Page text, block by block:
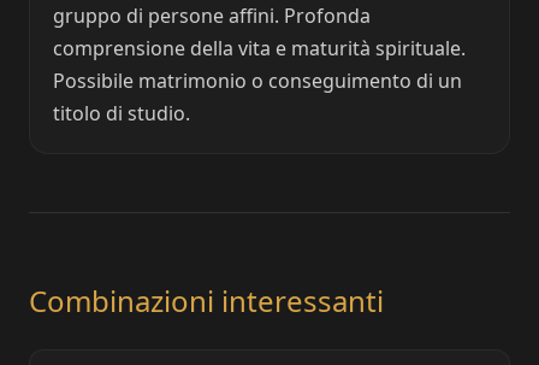
gruppo di persone affini. Profonda
comprensione della vita e maturità spirituale.
Possibile matrimonio o conseguimento di un
titolo di studio.
Combinazioni interessanti